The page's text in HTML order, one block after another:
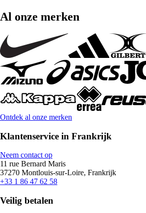
Al onze merken
Ontdek al onze merken
Klantenservice in Frankrijk
Neem contact op
11 rue Bernard Maris
37270 Montlouis-sur-Loire, Frankrijk
+33 1 86 47 62 58
Veilig betalen